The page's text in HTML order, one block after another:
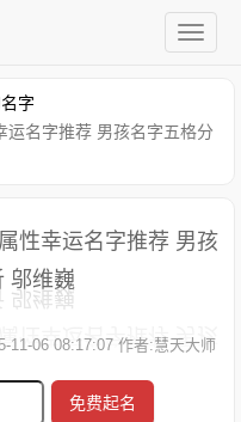
字
运名字推荐 男孩名字五格分
性幸运名字推荐 男孩
邬维巍
11-06 08:17:07 作者:慧天大师
免费起名